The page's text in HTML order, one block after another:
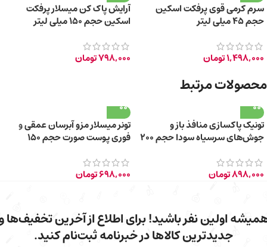
سرم کرمی قوی پرفکت اسکین
حجم ۴۵ میلی لیتر
1,498,000تومان
آرایش پاک کن میسلار پرفکت
اسکین حجم 150 میلی لیتر
798,000تومان
محصولات مرتبط
تونیک پاکسازی منافذ باز و
جوش‌های سرسیاه سودا حجم 200
898,000تومان
تونر میسلار مزو آبرسان عمقی و
فوری پوست صورت حجم 150
698,000تومان
اولین نفر باشید! برای اطلاع از آخرین تخفیف‌ها
جدیدترین کالاها در خبرنامه ثبت‌نام کنید.